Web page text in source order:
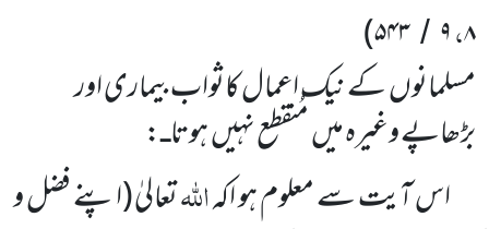
۸،۹ / ۵۴۳)
مسلمانوںکے نیک اعمال کاثواب بیماری اور
بڑھاپے وغیرہ میںمُنقطع نہیںہوتاـ:
اس آیت سے معلوم ہو اکہاللہتعالیٰ(اپنے فضل و